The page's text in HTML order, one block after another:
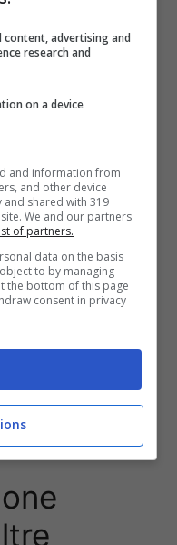
harisposto ad
quarta stagione
con Beppe ha
A detta
cambiamento, ci
ragazzi ti
indifferente. Ad
molto con Maria
maggiore.
content, advertising and
research and
on a device
and information from
and other device
and shared with 319
We and our partners
of partners.
data on the basis
to by managing
the bottom of this page
consent in privacy